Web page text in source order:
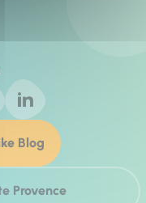
Blog
Provence